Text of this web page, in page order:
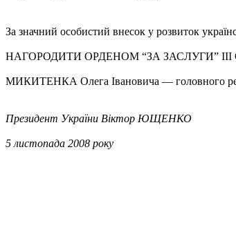
За значний особистий внесок у розвиток
НАГОРОДИТИ ОРДЕНОМ “ЗА ЗАСЛУГИ”
МИКИТЕНКА Олега Івановича — головного
Президент України Віктор ЮЩЕНКО
5 листопада 2008 року